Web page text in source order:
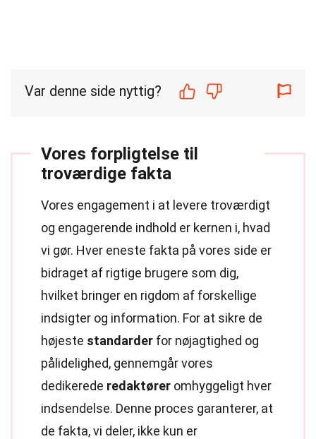
Var denne side nyttig?
Vores forpligtelse til
troværdige fakta
Vores engagement i at levere troværdigt
og engagerende indhold er kernen i, hvad
vi gør. Hver eneste fakta på vores side er
bidraget af rigtige brugere som dig,
hvilket bringer en rigdom af forskellige
indsigter og information. For at sikre de
højeste standarder for nøjagtighed og
pålidelighed, gennemgår vores
dedikerede redaktører omhyggeligt hver
indsendelse. Denne proces garanterer, at
de fakta, vi deler, ikke kun er